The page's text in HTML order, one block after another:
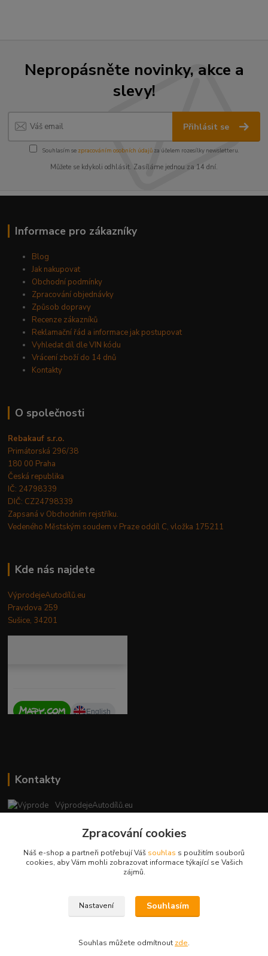
Nepropásněte novinky, akce a
slevy!
Přihlásit se
Souhlasím se zpracováním osobních údajůza účelem rozesílky newsletteru.
Můžete se kdykoli odhlásit. Zasíláme jednou za 14 dní.
Informace pro zákazníky
Blog
Jak nakupovat
Obchodní podmínky
Zpracování objednávky
Způsob dopravy
Recenze zákazníků
Reklamační řád a informace jak postupovat
Vyhledat díl dle VIN kódu
Vrácení zboží do 14 dnů
Kontakty
O společnosti
Rebakauf s.r.o.
Primátorská 296/38
180 00 Praha
Česká republika
IČ: 24798339
DIČ: CZ24798339
Zapsaná v Obchodním rejstříku.
Vedeného Městským soudem v Praze oddíl C, vložka 175211
Kde nás najdete
VýprodejeAutodílů.eu
Pravdova 259
Sušice, 34201
Kontakty
VýprodejeAutodílů.eu
+420 792 217 851
(Po-Pá, 9-16 hod.)
vyprodejeautodilu@centrum.cz
Copyright © 2023 - vyprodejeautodilu.eu
Zpracování cookies
Náš e-shop a partneři potřebují Váš souhlas s použitím souborů
cookies, aby Vám mohli zobrazovat informace týkající se Vašich
zájmů.
Nastavení Souhlasím
Souhlas můžete odmítnout zde.